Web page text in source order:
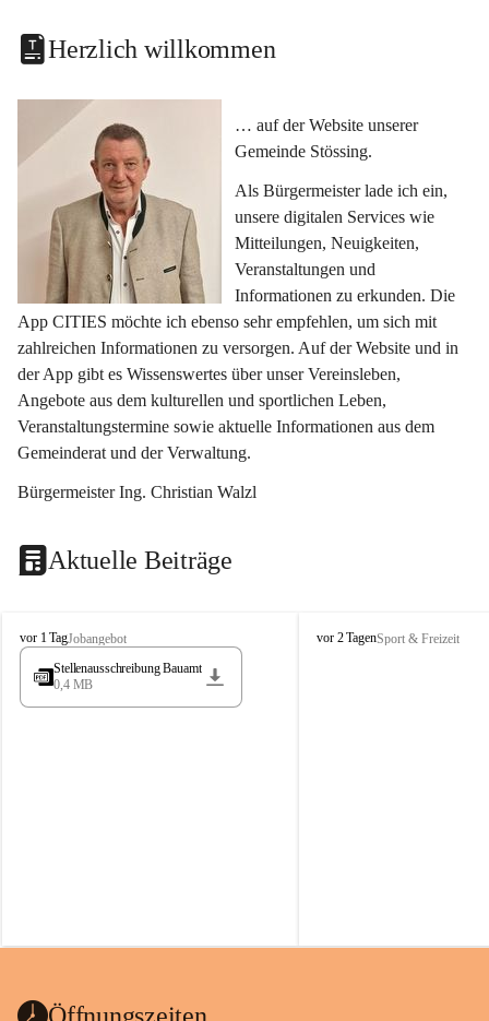
Herzlich willkommen
… auf der Website unserer
Gemeinde Stössing.
Als Bürgermeister lade ich ein,
unsere digitalen Services wie
Mitteilungen, Neuigkeiten,
Veranstaltungen und
Informationen zu erkunden. Die
App CITIES möchte ich ebenso sehr empfehlen, um sich mit
zahlreichen Informationen zu versorgen. Auf der Website und in
der App gibt es Wissenswertes über unser Vereinsleben,
Angebote aus dem kulturellen und sportlichen Leben,
Veranstaltungstermine sowie aktuelle Informationen aus dem
Gemeinderat und der Verwaltung.
Bürgermeister Ing. Christian Walzl
Aktuelle Beiträge
S
t
s
vor 1 TagJobangebot
Stellenausschreibung Bauamt
0,4 MB
S
vor 2 TagenSport & Freizeit
Öffnungszeiten